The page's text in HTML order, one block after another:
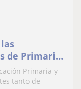
de Primaria
Primaria y
tanto de